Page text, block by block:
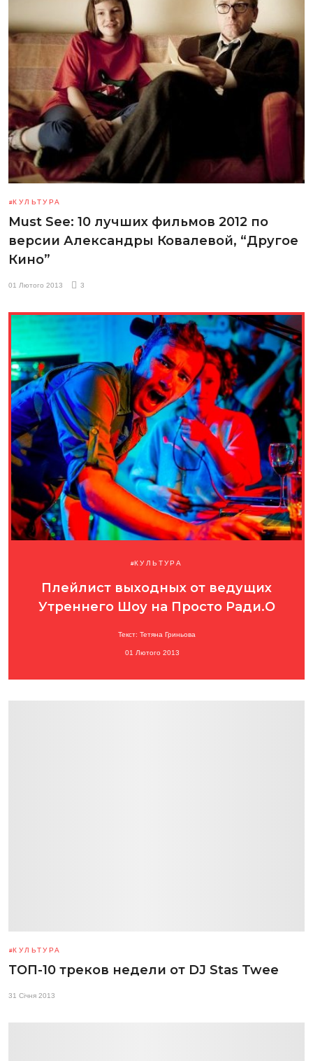
КУЛЬТУРА
Must See: 10 лучших фильмов 2012 по
версии Александры Ковалевой, “Другое
Кино”
01 Лютого 2013 3
КУЛЬТУРА
Плейлист выходных от ведущих
Утреннего Шоу на Просто Ради.О
Текст: Тетяна Гриньова
01 Лютого 2013
КУЛЬТУРА
ТОП-10 треков недели от DJ Stas Twee
31 Січня 2013